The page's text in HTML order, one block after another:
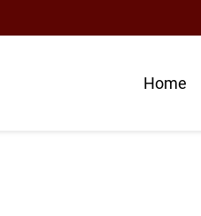
Home